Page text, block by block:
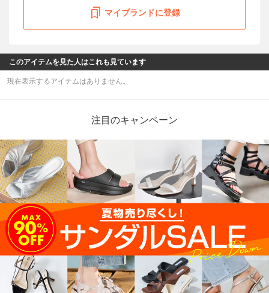
マイブランドに登録
このアイテムを見た人はこれも見ています
現在表示するアイテムはありません。
注目のキャンペーン